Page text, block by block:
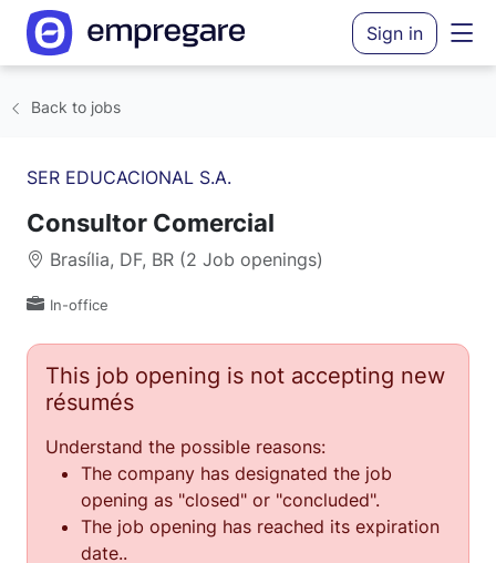
Sign in
Back to jobs
SER EDUCACIONAL S.A.
Consultor Comercial
Brasília, DF, BR (2 Job openings)
In-office
This job opening is not accepting new
résumés
Understand the possible reasons:
The company has designated the job
opening as "closed" or "concluded".
The job opening has reached its expiration
date..